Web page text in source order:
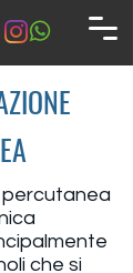
percutanea
che si